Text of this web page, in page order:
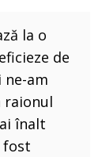
la o
de
am
raionul
înalt
fost